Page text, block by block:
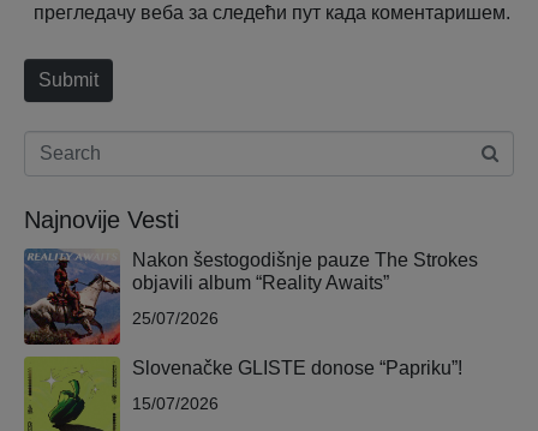
прегледачу веба за следећи пут када коментаришем.
Submit
Najnovije Vesti
Nakon šestogodišnje pauze The Strokes
objavili album “Reality Awaits”
25/07/2026
Slovenačke GLISTE donose “Papriku”!
15/07/2026